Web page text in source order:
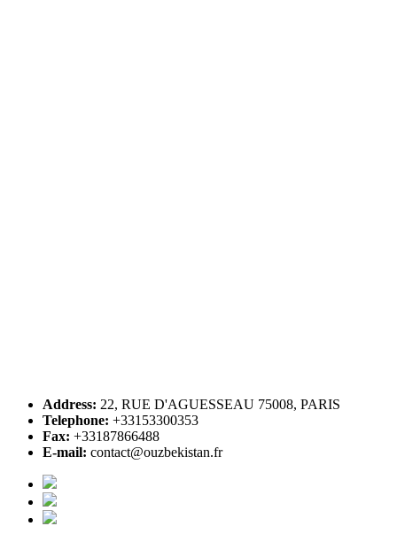
Address: 22, RUE D'AGUESSEAU 75008, PARIS
Telephone: +33153300353
Fax: +33187866488
E-mail: contact@ouzbekistan.fr